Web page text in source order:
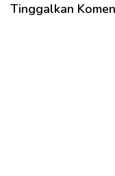
Tinggalkan